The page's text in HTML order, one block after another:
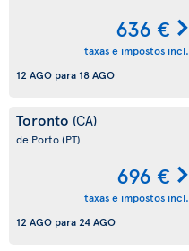
636 €
taxas e impostos incl.
12 AGO para 18 AGO
Toronto (CA)
de Porto(PT)
696 €
taxas e impostos incl.
12 AGO para24 AGO